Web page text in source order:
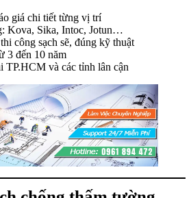
giá chi tiết từng vị trí
Kova, Sika, Intoc, Jotun…
công sạch sẽ, đúng kỹ thuật
3 đến 10 năm
TP.HCM và các tỉnh lân cận